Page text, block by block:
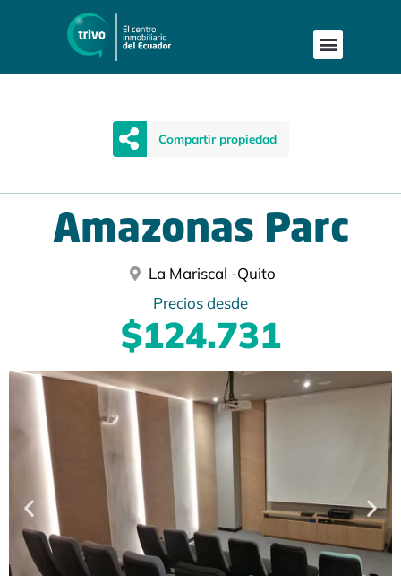
Compartir propiedad
Amazonas Parc
La Mariscal -Quito
Precios desde
$124.731